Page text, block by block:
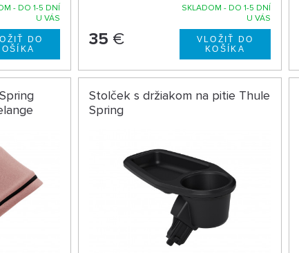
- DO 1-5 DNÍ
U VÁS
SKLADOM - DO 1-5 DNÍ
U VÁS
35 €
Stolček s držiakom na pitie Thule
Spring